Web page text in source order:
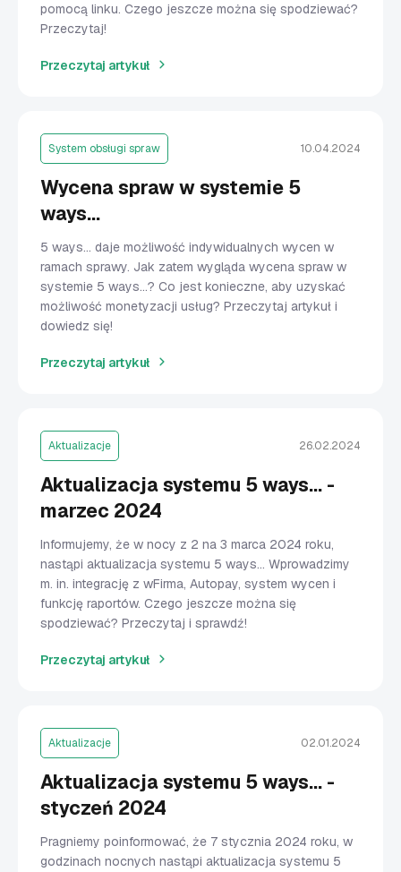
pomocą linku. Czego jeszcze można się spodziewać?
Przeczytaj!
Przeczytaj artykuł
System obsługi spraw 10.04.2024
Wycena spraw w systemie 5
ways…
5 ways… daje możliwość indywidualnych wycen w
ramach sprawy. Jak zatem wygląda wycena spraw w
systemie 5 ways...? Co jest konieczne, aby uzyskać
możliwość monetyzacji usług? Przeczytaj artykuł i
dowiedz się!
Przeczytaj artykuł
Aktualizacje 26.02.2024
Aktualizacja systemu 5 ways... -
marzec 2024
Informujemy, że w nocy z 2 na 3 marca 2024 roku,
nastąpi aktualizacja systemu 5 ways... Wprowadzimy
m. in. integrację z wFirma, Autopay, system wycen i
funkcję raportów. Czego jeszcze można się
spodziewać? Przeczytaj i sprawdź!
Przeczytaj artykuł
Aktualizacje 02.01.2024
Aktualizacja systemu 5 ways... -
styczeń 2024
Pragniemy poinformować, że 7 stycznia 2024 roku, w
godzinach nocnych nastąpi aktualizacja systemu 5